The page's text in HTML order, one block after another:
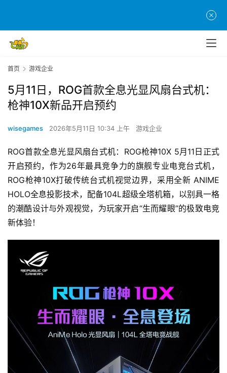
首页 游戏企业
5月11日，ROG首款全息光显风扇台式机：
枪神10X新品开启预约
wisegames 2026年5月11日 10:34 上午 游戏企业
ROG首款全息光显风扇台式机：ROG枪神10X 5月11日正式
开启预约，作为26年最具竞争力的旗舰专业电竞台式机，
ROG枪神10X打破传统台式机视觉边界，采用全新 ANIME
HOLO全息投影技术，配备104L超级全塔机箱，以别具一格
的潮酷设计与外观视觉，为玩家开启“生而耀眼”的极致电竞
新体验！